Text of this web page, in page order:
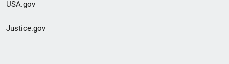
USA.gov
Justice.gov